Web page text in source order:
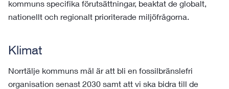
kommuns specifika förutsättningar, beaktat de globalt,
nationellt och regionalt prioriterade miljöfrågorna.
Klimat
Norrtälje kommuns mål är att bli en fossilbränslefri
organisation senast 2030 samt att vi ska bidra till de